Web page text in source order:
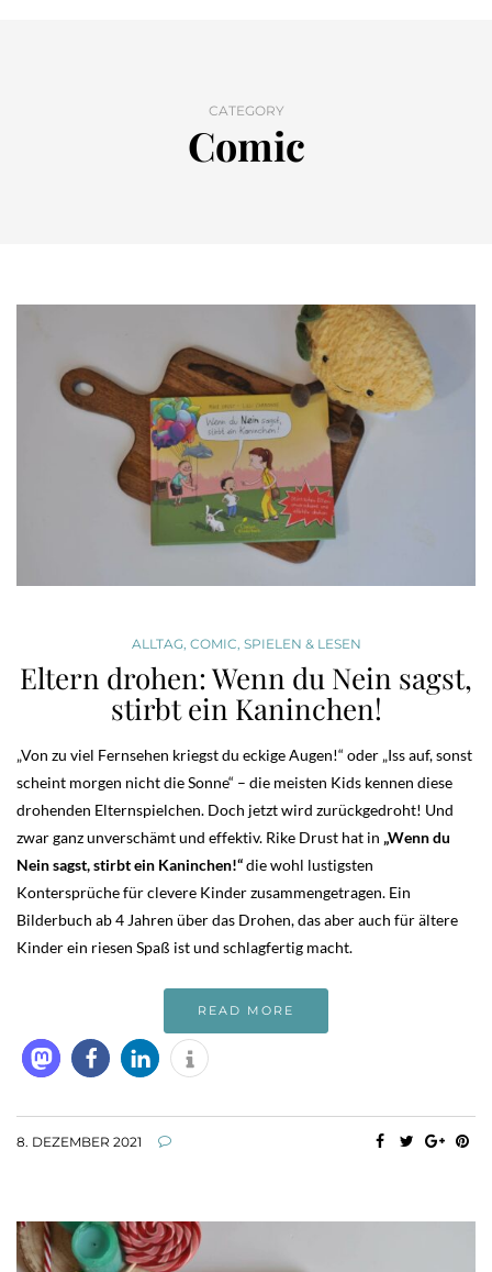
CATEGORY
Comic
ALLTAG, COMIC, SPIELEN & LESEN
Eltern drohen: Wenn du Nein sagst,
stirbt ein Kaninchen!
„Von zu viel Fernsehen kriegst du eckige Augen!“ oder „Iss auf, sonst
scheint morgen nicht die Sonne“ – die meisten Kids kennen diese
drohenden Elternspielchen. Doch jetzt wird zurückgedroht! Und
zwar ganz unverschämt und effektiv. Rike Drust hat in „Wenn du
Nein sagst, stirbt ein Kaninchen!“die wohl lustigsten
Kontersprüche für clevere Kinder zusammengetragen. Ein
Bilderbuch ab 4 Jahren über das Drohen, das aber auch für ältere
Kinder ein riesen Spaß ist und schlagfertig macht.
READ MORE
8. DEZEMBER 2021